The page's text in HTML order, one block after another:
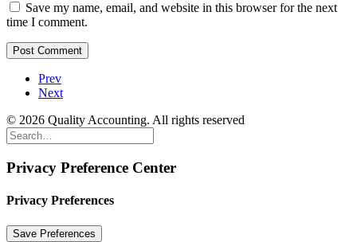
Save my name, email, and website in this browser for the next
time I comment.
Prev
Next
© 2026 Quality Accounting. All rights reserved
Privacy Preference Center
Privacy Preferences